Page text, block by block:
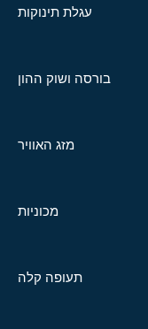
עגלת תינוקות
בורסה ושוק ההון
מזג האוויר
מכוניות
תעופה קלה